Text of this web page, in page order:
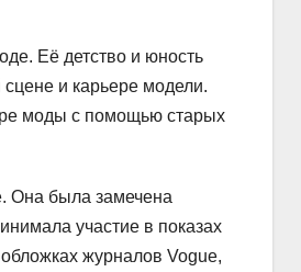
Её детство и юность
и карьере модели.
моды с помощью старых
Она была замечена
участие в показах
журналов Vogue,